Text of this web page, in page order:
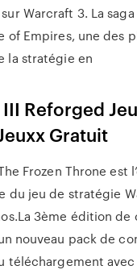
Warcraft 3. La
of Empires, une des
la stratégie en
Reforged
Gratuit
Frozen Throne est
du jeu de stratégie
3ème édition de
nouveau pack de
téléchargement avec